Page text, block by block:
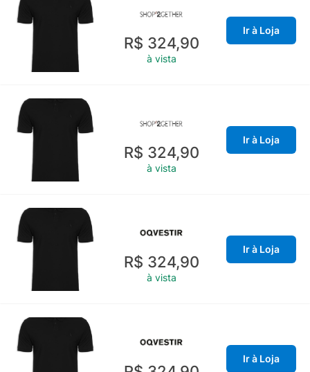
R$ 324,90
à vista
Ir à Loja
R$ 324,90
à vista
Ir à Loja
R$ 324,90
à vista
Ir à Loja
Ir à Loja